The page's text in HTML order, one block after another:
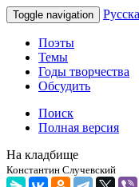
Toggle navigation
Поэты
Темы
Годы творчества
Обсудить
Поиск
Полная версия
На кладбище
Константин Случевский